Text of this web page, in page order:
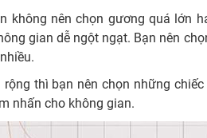
không nên chọn gương quá lớn
gian dễ ngột ngạt. Bạn nên
thì bạn nên chọn những
nhấn cho không gian.